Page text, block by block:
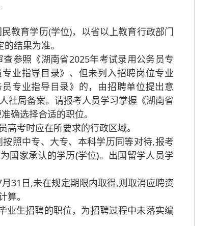
教育学历(学位)，以省以上教育行政部门
结果为准。
参照《湖南省2025年考试录用公务员专
业指导目录》、但未列入招聘岗位专业
专业指导目录》的，由招聘单位提出意
社局备案。请报考人员学习掌握《湖南省
确选择合适的职位。
考时应在所要求的行政区域。
照中专、大专、本科学历同等对待,报考
国家承认的学历(学位)。出国留学人员学
31日,未在规定期限内取得,则取消应聘资
。
业生招聘的职位，为招聘过程中未落实编